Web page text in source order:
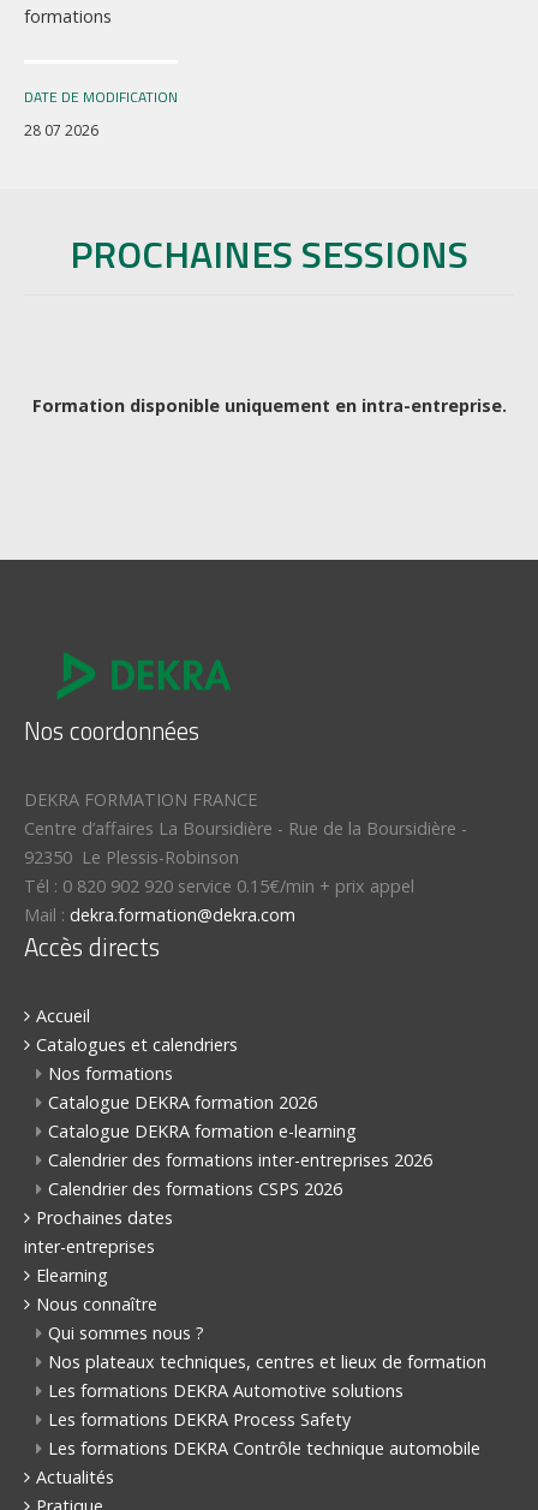
formations
DATE DE MODIFICATION
28 07 2026
PROCHAINES SESSIONS
Formation disponible uniquement en intra-entreprise.
Nos coordonnées
DEKRA FORMATION FRANCE
Centre d’affaires La Boursidière - Rue de la Boursidière -
92350 Le Plessis-Robinson
Tél : 0 820 902 920 service 0.15€/min + prix appel
Mail : dekra.formation@dekra.com
Accès directs
Accueil
Catalogues et calendriers
Nos formations
Catalogue DEKRA formation 2026
Catalogue DEKRA formation e-learning
Calendrier des formations inter-entreprises 2026
Calendrier des formations CSPS 2026
Prochaines dates
inter-entreprises
Elearning
Nous connaître
Qui sommes nous ?
Nos plateaux techniques, centres et lieux de formation
Les formations DEKRA Automotive solutions
Les formations DEKRA Process Safety
Les formations DEKRA Contrôle technique automobile
Actualités